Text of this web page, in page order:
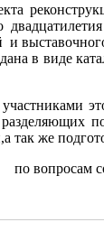
и
в виде
так же
по вопросам